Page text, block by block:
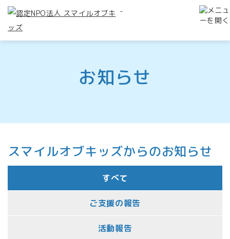
-
お知らせ
スマイルオブキッズからのお知らせ
すべて
ご支援の報告
活動報告